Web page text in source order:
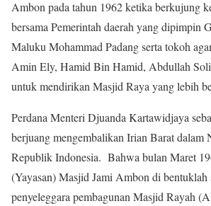
Ambon pada tahun 1962 ketika berkujung
bersama Pemerintah daerah yang dipimpin
Maluku Mohammad Padang serta tokoh
Amin Ely, Hamid Bin Hamid, Abdullah
untuk mendirikan Masjid Raya yang lebih
Perdana Menteri Djuanda Kartawidjaya
berjuang mengembalikan Irian Barat dalam
Republik Indonesia. Bahwa bulan Maret
(Yayasan) Masjid Jami Ambon di bentuklah
penyeleggara pembagunan Masjid Rayah